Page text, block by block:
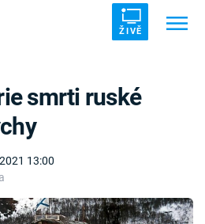
ŽIVĚ
13:00
smrti ruské